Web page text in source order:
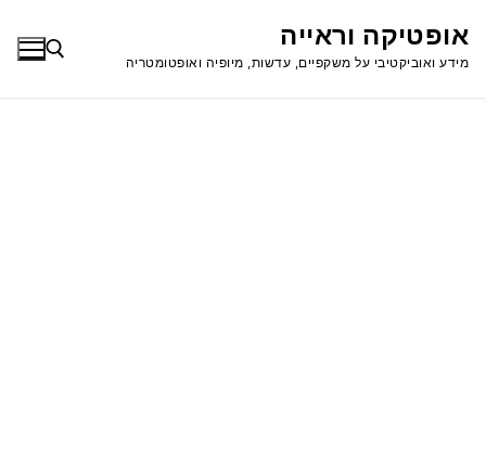
אופטיקה וראייה
מידע ואוביקטיבי על משקפיים, עדשות, מיופיה ואופטומטריה